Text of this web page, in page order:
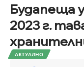
Будапеща
2023 г.
АКТУАЛНО